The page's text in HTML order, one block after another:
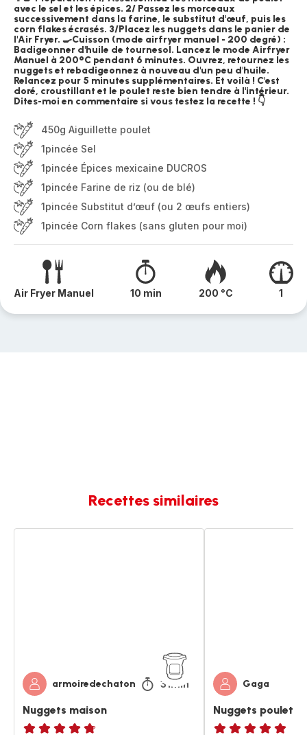
avec le sel et les épices. 2/ Passez les morceaux
successivement dans la farine, le substitut d'œuf, puis les
corn flakes écrasés. 3/Placez les nuggets dans le panier de
l'Air Fryer. 🍳Cuisson (mode airfryer manuel - 200 degré) :
Badigeonner d'huile de tournesol. Lancez le mode Airfryer
Manuel à 200°C pendant 6 minutes. Ouvrez, retournez les
nuggets et rebadigeonnez à nouveau d'un peu d'huile.
Relancez pour 5 minutes supplémentaires. Et voilà ! C'est
doré, croustillant et le poulet reste bien tendre à l'intérieur.
Dites-moi en commentaire si vous testez la recette ! 👇
450g Aiguillette poulet
1pincée Sel
1pincée Épices mexicaine DUCROS
1pincée Farine de riz (ou de blé)
1pincée Substitut d’œuf (ou 2 œufs entiers)
1pincée Corn flakes (sans gluten pour moi)
Air Fryer Manuel 10 min 200 °C 1
Recettes similaires
armoiredechaton 31min
Nuggets maison
Gaga
Nuggets poulet